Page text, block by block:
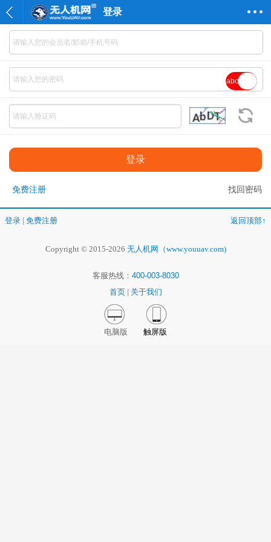
登录
abc
免费注册 找回密码
登录 免费注册 返回顶部↑
Copyright © 2015-2026 无人机网（www.youuav.com)
客服热线： 400-003-8030
首页
关于我们
电脑版 触屏版